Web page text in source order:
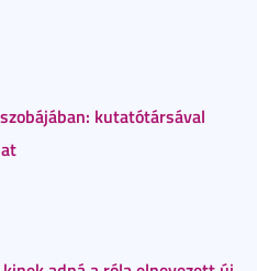
kutatótársával